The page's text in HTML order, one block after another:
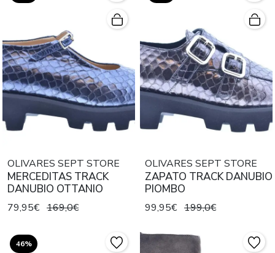
OLIVARES SEPT STORE
MERCEDITAS TRACK
DANUBIO OTTANIO
79,95€ 169,0€
OLIVARES SEPT STORE
ZAPATO TRACK DANUBIO
PIOMBO
99,95€ 199,0€
46%